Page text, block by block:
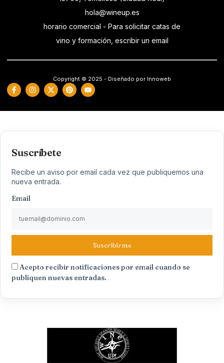
hola@wineup.es
horario comercial - Para solicitar catas de
vino y formación, escribir un email
Copyright © 2025 - Diseñado por Innoweb
Suscríbete
Recibe un aviso por email cada vez que publiquemos una
nueva entrada.
Email
Suscribirme
Acepto recibir notificaciones por email cuando se
publiquen nuevas entradas.